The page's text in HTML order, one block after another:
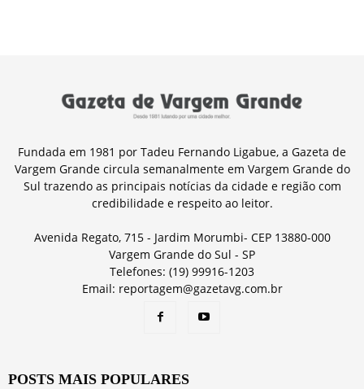
Fundada em 1981 por Tadeu Fernando Ligabue, a Gazeta de
Vargem Grande circula semanalmente em Vargem Grande do
Sul trazendo as principais notícias da cidade e região com
credibilidade e respeito ao leitor.
Avenida Regato, 715 - Jardim Morumbi- CEP 13880-000
Vargem Grande do Sul - SP
Telefones: (19) 99916-1203
Email: reportagem@gazetavg.com.br
POSTS MAIS POPULARES